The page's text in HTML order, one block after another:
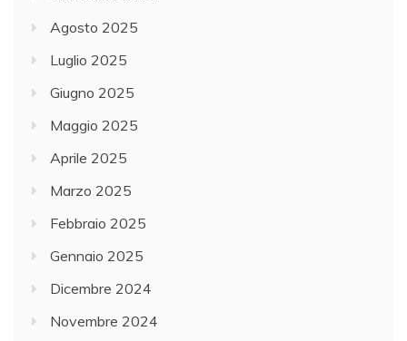
Agosto 2025
Luglio 2025
Giugno 2025
Maggio 2025
Aprile 2025
Marzo 2025
Febbraio 2025
Gennaio 2025
Dicembre 2024
Novembre 2024